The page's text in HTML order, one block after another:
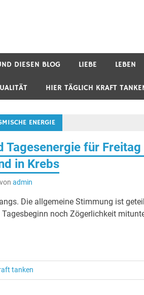
DIESEN BLOG LIEBE LEBEN
HIER TÄGLICH KRAFT
ENERGIE
Tagesenergie für
in Krebs
von admin
Die allgemeine Stimmung ist
noch Zögerlichkeit
tanken